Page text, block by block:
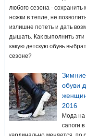
любого сезона - сохранить
ножки в тепле, не
излишне потеть и дать
дышать. Как выполнить
какую детскую обувь
сезоне?
обуви
2016
Мода на
сапоги